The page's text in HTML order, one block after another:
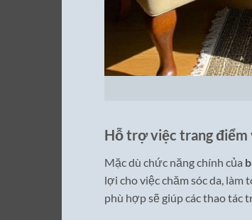
Hỗ trợ việc trang điểm
Mặc dù chức năng chính của
lợi cho việc chăm sóc da, làm
phù hợp sẽ giúp các thao tác